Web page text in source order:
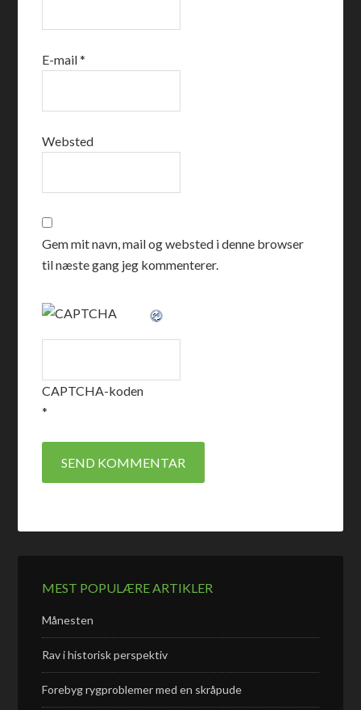
E-mail*
Websted
Gem mit navn, mail og websted i denne browser
til næste gang jeg kommenterer.
CAPTCHA-koden
*
MEST POPULÆRE ARTIKLER
Månesten
Rav i historisk perspektiv
Forebyg rygproblemer med en skråpude